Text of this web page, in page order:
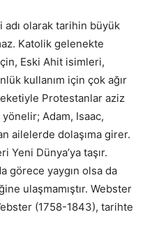
olarak tarihin büyük
Katolik gelenekte
Eski Ahit isimleri,
kullanım için çok ağır
Protestanlar aziz
Adam, Isaac,
ailelerde dolaşıma girer.
Yeni Dünya’ya taşır.
görece yaygın olsa da
ulaşmamıştır. Webster
(1758-1843), tarihte